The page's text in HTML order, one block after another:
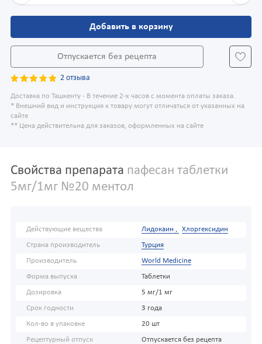
Добавить в корзину
Отпускается без рецепта
2 отзыва
Доставка по Ташкенту - В течение 2-х часов с момента оплаты заказа.
* Внешний вид и инструкция к товару могут отличаться от указанных на
сайте
** Цена действительна для заказов, оформленных на сайте
Свойства препарата пафесан таблетки
5мг/1мг №20 ментол
Действующие вещества Лидокаин , Хлоргексидин
Страна производитель Турция
Производитель World Medicine
Форма выпуска Таблетки
Дозировка 5 мг/1 мг
Срок годности 3 года
Кол-во в упаковке 20 шт
Рецептурный отпуск Отпускается без рецепта